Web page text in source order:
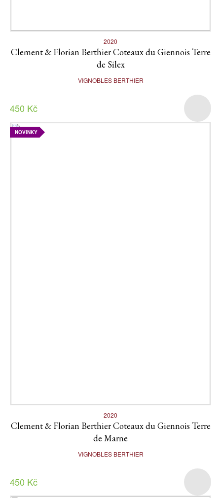
2020
Clement & Florian Berthier Coteaux du Giennois Terre
de Silex
VIGNOBLES BERTHIER
450 Kč
NOVINKY
2020
Clement & Florian Berthier Coteaux du Giennois Terre
de Marne
VIGNOBLES BERTHIER
450 Kč